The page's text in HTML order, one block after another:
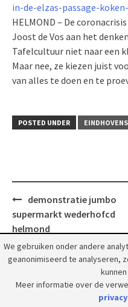
in-de-elzas-passage-
HELMOND – De
Joost de Vos aan het
Tafelcultuur niet naar een
Maar nee, ze kiezen juist
van alles te doen en te
POSTED UNDER
Post
navigation
demonstratie jumbo
supermarkt wederhofcd
helmond
© 2018 Grootpeelland. Alle rechten
We gebruiken onder andere
geanonimiseerd te analyseren,
Meer informatie over de